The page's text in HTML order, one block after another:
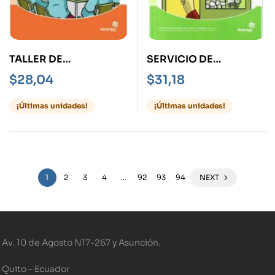
TALLER DE
ANIMACIÓN
$28,04
¡Últimas unidades!
SERVICIO DE
ASISTENCIA A
DOMICILIO
$31,18
¡Últimas unidades!
1 2 3 4 … 92 93 94 NEXT
Av. 10 de Agosto N17-267 y Asunción.
Quito – Ecuador